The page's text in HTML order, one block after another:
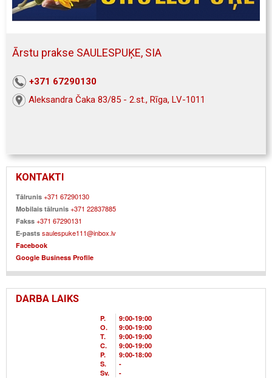
Ārstu prakse SAULESPUĶE, SIA
+371 67290130
Aleksandra Čaka 83/85 - 2.st., Rīga, LV-1011
KONTAKTI
Tālrunis +371 67290130
Mobilais tālrunis +371 22837885
Fakss +371 67290131
E-pasts saulespuke111@inbox.lv
Facebook
Google Business Profile
DARBA LAIKS
P. 9 00-19 00
O.
9 00-19 00
T.
9 00-19 00
C.
9 00-19 00
P.
9 00-18 00
S.
-
Sv.
-